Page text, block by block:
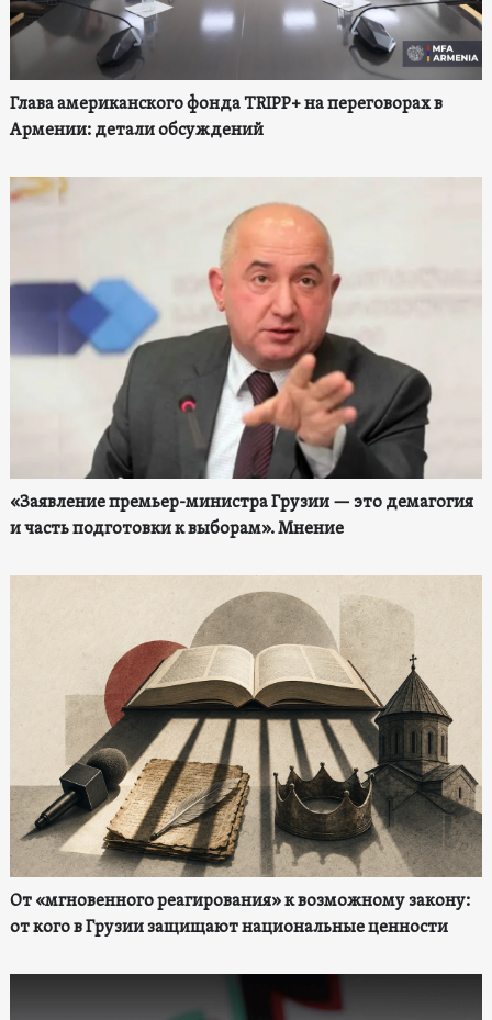
Глава американского фонда TRIPP+ на переговорах в
Армении: детали обсуждений
«Заявление премьер-министра Грузии — это демагогия
и часть подготовки к выборам». Мнение
От «мгновенного реагирования» к возможному закону:
от кого в Грузии защищают национальные ценности